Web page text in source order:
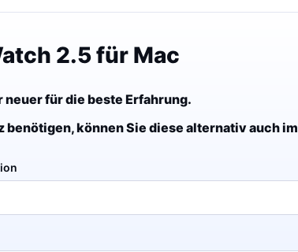
2.5 für Mac
neuer für die beste Erfahrung.
benötigen, können Sie diese alternativ auch im